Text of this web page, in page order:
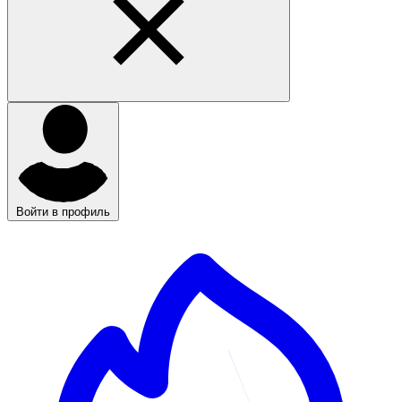
Войти в профиль